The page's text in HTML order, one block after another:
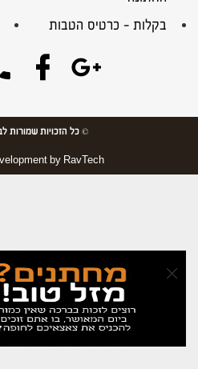
בקלות – כרטיס הטבות
×
© כל הזכויות שמורות
by RavTech